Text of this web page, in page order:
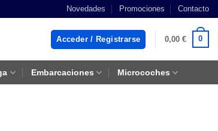
Novedades Promociones Contacto
Acceder / Registrarse 0,00 € 0
Embarcaciones Microcoches